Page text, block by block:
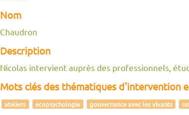
Nom
Chaudron
Description
Nicolas intervient auprès des professionnels,
Mots clés des thématiques d'intervention
ateliers ecopsychologie gouvernance avec les vivants